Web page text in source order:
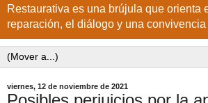
Restaurativa es una brújula que orienta
reparación, el diálogo y una convivencia
viernes, 12 de noviembre de 2021